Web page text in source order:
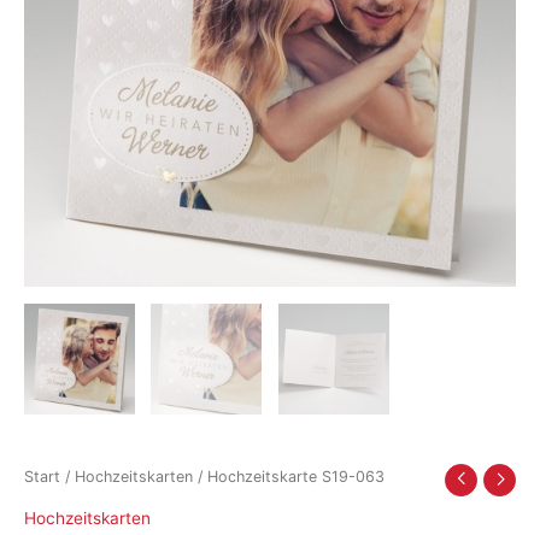
Start / Hochzeitskarten / Hochzeitskarte S19-063
Hochzeitskarten